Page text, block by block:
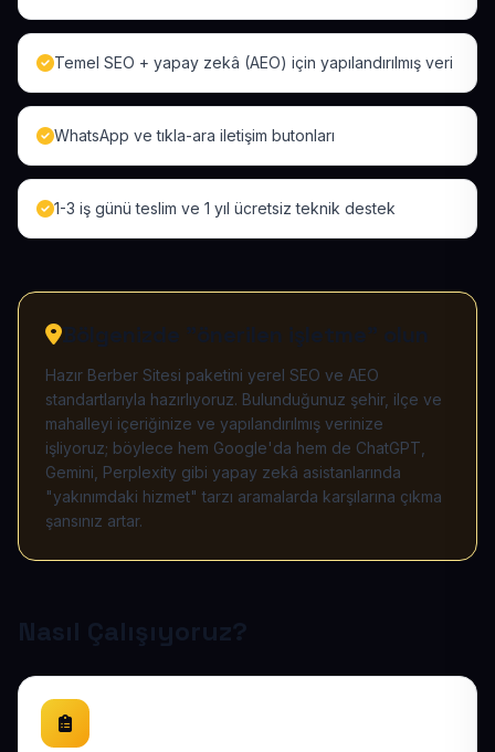
Temel SEO + yapay zekâ (AEO) için yapılandırılmış veri
WhatsApp ve tıkla-ara iletişim butonları
1-3 iş günü teslim ve 1 yıl ücretsiz teknik destek
Bölgenizde "önerilen işletme" olun
Hazır Berber Sitesi paketini yerel SEO ve AEO
standartlarıyla hazırlıyoruz. Bulunduğunuz şehir, ilçe ve
mahalleyi içeriğinize ve yapılandırılmış verinize
işliyoruz; böylece hem Google'da hem de ChatGPT,
Gemini, Perplexity gibi yapay zekâ asistanlarında
"yakınımdaki hizmet" tarzı aramalarda karşılarına çıkma
şansınız artar.
Nasıl Çalışıyoruz?